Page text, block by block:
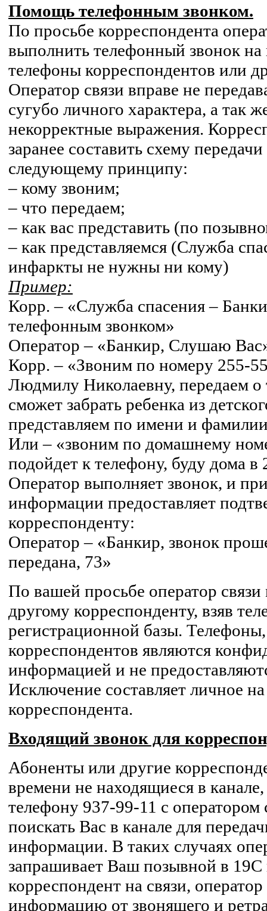
Помощь телефонным звонком.
По просьбе корреспондента
выполнить телефонный звонок на
телефоны корреспондентов или
Оператор связи вправе не
сугубо личного характера, а так
некорректные выражения.
заранее составить схему
следующему принципу:
– кому звоним;
– что передаем;
– как вас представить (по
– как представляемся (Служба
инфаркты не нужны ни кому)
Пример:
Корр. – «Служба спасения –
телефонным звонком»
Оператор – «Банкир, Слушаю
Корр. – «Звоним по номеру 255-
Людмилу Николаевну, передаем о
сможет забрать ребенка из
представляем по имени и
Или – «звоним по домашнему
подойдет к телефону, буду дома
Оператор выполняет звонок, и
информации предоставляет
корреспонденту:
Оператор – «Банкир, звонок
передана, 73»
По вашей просьбе оператор связи
другому корреспонденту, взяв
регистрационной базы.
корреспондентов являются
информацией и не
Исключение составляет личное
корреспондента.
Входящий звонок для
Абоненты или другие
времени не находящиеся в канале,
телефону 937-99-11 с оператором
поискать Вас в канале для
информации. В таких случаях
запрашивает Ваш позывной в 19С
корреспондент на связи,
информацию от звонящего и